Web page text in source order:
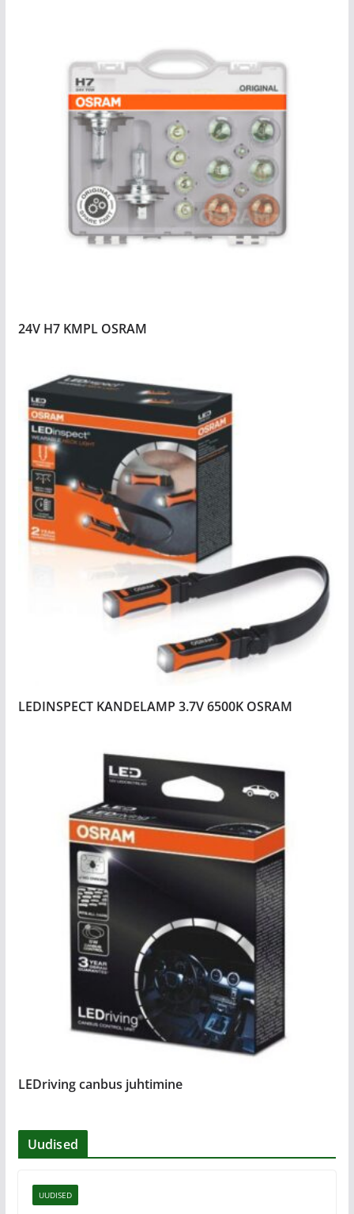
24V H7 KMPL OSRAM
LEDINSPECT KANDELAMP 3.7V 6500K OSRAM
LEDriving canbus juhtimine
Uudised
UUDISED